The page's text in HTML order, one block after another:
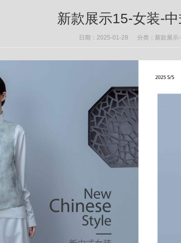
新款展示15-女装-
日期：2025-01-28 分类： 新款展示